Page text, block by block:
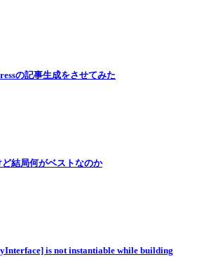
の記事生成をさせてみた
結局何がベストなのか
is not instantiable while building